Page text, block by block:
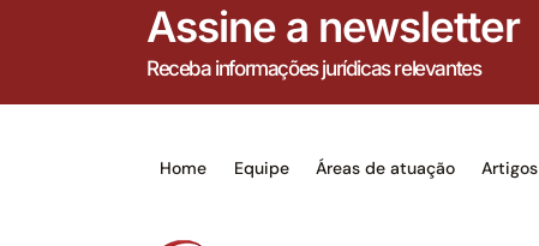
Assine a newsletter
Receba informações jurídicas relevantes
Home Equipe Áreas de atuação Artigos